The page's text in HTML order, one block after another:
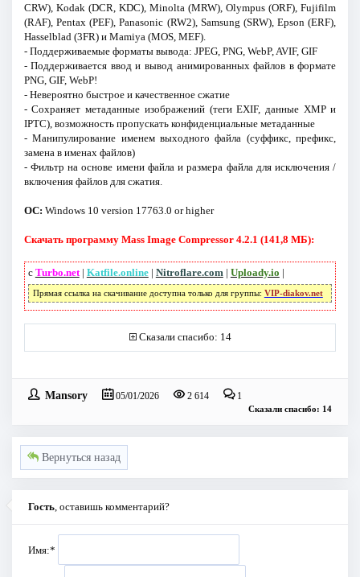
CRW), Kodak (DCR, KDC), Minolta (MRW), Olympus (ORF), Fujifilm
(RAF), Pentax (PEF), Panasonic (RW2), Samsung (SRW), Epson (ERF),
Hasselblad (3FR) и Mamiya (MOS, MEF).
- Поддерживаемые форматы вывода: JPEG, PNG, WebP, AVIF, GIF
- Поддерживается ввод и вывод анимированных файлов в формате
PNG, GIF, WebP!
- Невероятно быстрое и качественное сжатие
- Сохраняет метаданные изображений (теги EXIF, данные XMP и
IPTC), возможность пропускать конфиденциальные метаданные
- Манипулирование именем выходного файла (суффикс, префикс,
замена в именах файлов)
- Фильтр на основе имени файла и размера файла для исключения /
включения файлов для сжатия.
ОС: Windows 10 version 17763.0 or higher
Скачать программу Mass Image Compressor 4.2.1 (141,8 МБ):
с Turbo.net| Katfile.online| Nitroflare.com | Uploady.io |
Прямая ссылка на скачивание доступна только для группы: VIP-diakov.net
Сказали спасибо: 14
Mansory 05/01/2026 2 614 1
Сказали спасибо: 14
Вернуться назад
Гость , оставишь комментарий?
Имя:*